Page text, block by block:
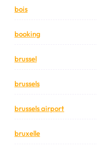
bois
booking
brussel
brussels
brussels airport
bruxelle